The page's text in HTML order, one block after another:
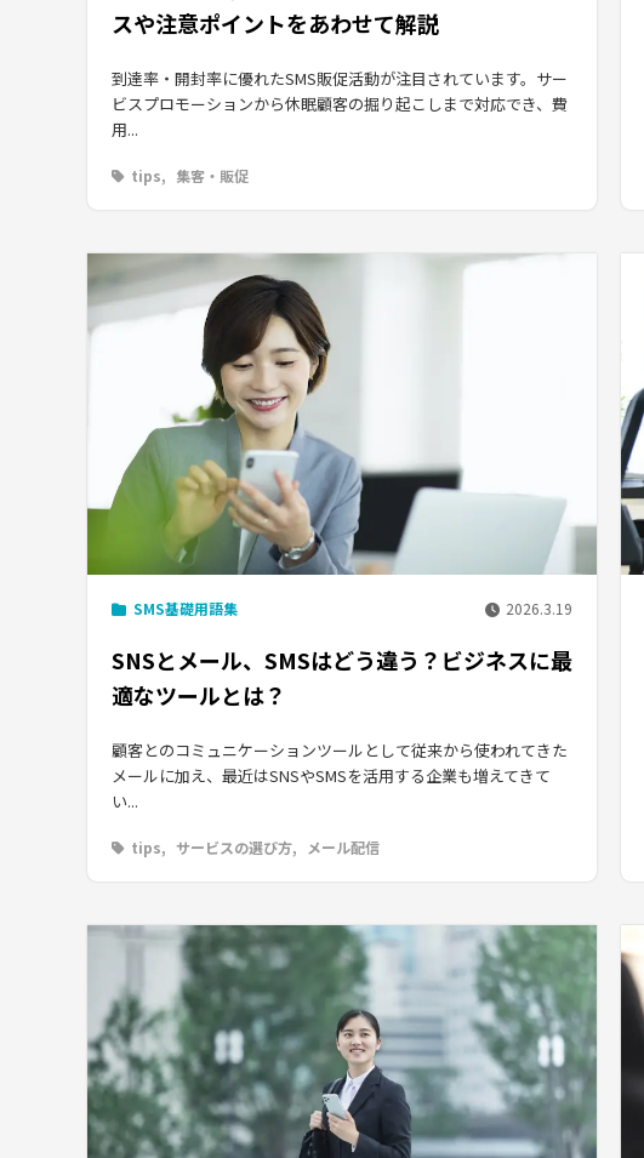
スや注意ポイントをあわせて解説
到達率・開封率に優れたSMS販促活動が注目されています。サー
ビスプロモーションから休眠顧客の掘り起こしまで対応でき、費
用...
tips 集客・販促
SMS基礎用語集 2026.3.19
SNSとメール、SMSはどう違う？ビジネスに最
適なツールとは？
顧客とのコミュニケーションツールとして従来から使われてきた
メールに加え、最近はSNSやSMSを活用する企業も増えてきて
い...
tips サービスの選び方 メール配信